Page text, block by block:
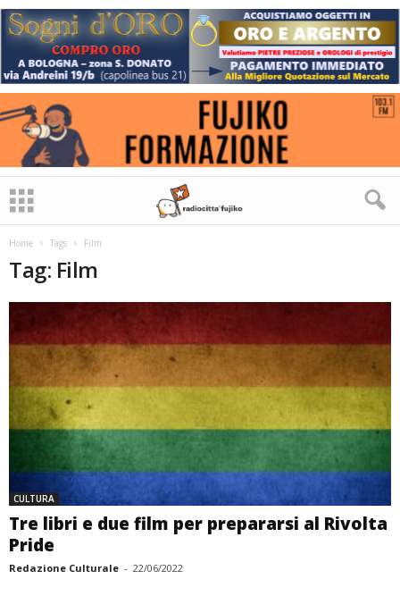
Home Tags Film
Tag: Film
CULTURA
Tre libri e due film per prepararsi al Rivolta
Pride
Redazione Culturale - 22/06/2022